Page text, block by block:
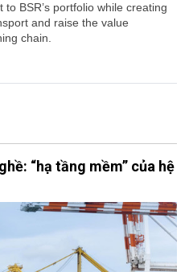
BSR’s portfolio while creating
and raise the value
chain.
“hạ tầng mềm” của hệ